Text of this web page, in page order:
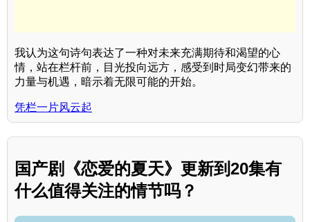
我认为这句诗句表达了一种对未来充满期待和渴望的心
情，站在栏杆前，目光投向远方，感受到时局变幻带来的
力量与机遇，暗示着无限可能的开始。
凭栏一片风云起
国产剧《恋爱的夏天》更新到20集有
什么值得关注的情节吗？